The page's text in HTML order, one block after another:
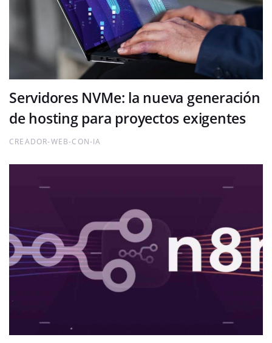
Servidores NVMe: la nueva generación
de hosting para proyectos exigentes
CREADOR-WEB-CON-IA